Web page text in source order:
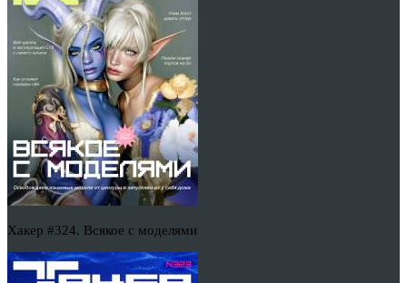
Хакер #324. Всякое с моделями